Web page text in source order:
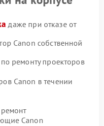
даже при отказе от
Canon собственной
ремонту проекторов
Canon в течении
Canon